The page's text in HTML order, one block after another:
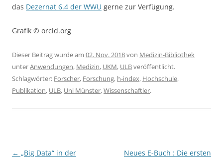
das Dezernat 6.4 der WWU gerne zur Verfügung.
Grafik © orcid.org
Dieser Beitrag wurde am 02. Nov. 2018von Medizin-Bibliothek
unterAnwendungen, Medizin, UKM, ULBveröffentlicht.
Schlagwörter: Forscher, Forschung, h-index, Hochschule,
Publikation, ULB, Uni Münster,Wissenschaftler.
Beitragsnavigation
← „Big Data“ in der
Neues E-Buch : Die ersten